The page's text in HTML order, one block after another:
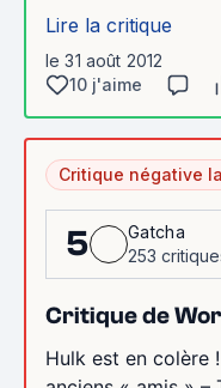
Lire la critique
le 31 août 2012
10 j'aime
Critique négative
5
Gatcha
253
Critique de
Hulk est en colère